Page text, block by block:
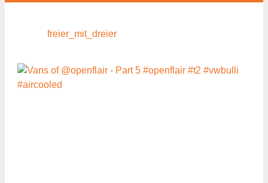
freier_mit_dreier